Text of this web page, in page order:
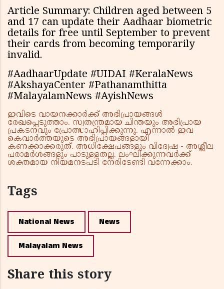
Article Summary: Children aged between 5
and 17 can update their Aadhaar biometric
details for free until September to prevent
their cards from becoming temporarily
invalid.
#AadhaarUpdate #UIDAI #KeralaNews
#AkshayaCenter #Pathanamthitta
#MalayalamNews #AyishNews
ഇവിടെ വായനക്കാർക്ക് അഭിപ്രായങ്ങൾ
രേഖപ്പെടുത്താം. സ്വതന്ത്രമായ ചിന്തയും അഭിപ്രായ
പ്രകടനവും പ്രോത്സാഹിപ്പിക്കുന്നു. എന്നാൽ ഇവ
കെവാർത്തയുടെ അഭിപ്രായങ്ങളായി
കണക്കാക്കരുത്. അധിക്ഷേപങ്ങളും വിദ്വേഷ - അശ്ലീല
പരാമർശങ്ങളും പാടുള്ളതല്ല. ലംഘിക്കുന്നവർക്ക്
ശക്തമായ നിയമനടപടി നേരിടേണ്ടി വന്നേക്കാം.
Tags
National News News
Malayalam News
Share this story